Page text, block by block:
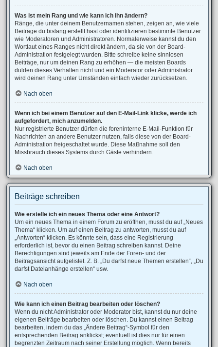
Was ist mein Rang und wie kann ich ihn ändern?
Ränge, die unter deinem Benutzernamen stehen, zeigen an, wie viele
Beiträge du bislang erstellt hast oder identifizieren bestimmte Benutzer
wie Moderatoren und Administratoren. Normalerweise kannst du den
Wortlaut eines Ranges nicht direkt ändern, da sie von der Board-
Administration festgelegt wurden. Bitte schreibe keine sinnlosen
Beiträge, nur um deinen Rang zu erhöhen — die meisten Boards
dulden dieses Verhalten nicht und ein Moderator oder Administrator
wird deinen Rang unter Umständen einfach wieder zurücksetzen.
Nach oben
Wenn ich bei einem Benutzer auf den E-Mail-Link klicke, werde ich
aufgefordert, mich anzumelden.
Nur registrierte Benutzer dürfen die foreninterne E-Mail-Funktion für
Nachrichten an andere Benutzer nutzen, falls diese von der Board-
Administration freigeschaltet wurde. Diese Maßnahme soll den
Missbrauch dieses Systems durch Gäste verhindern.
Nach oben
Beiträge schreiben
Wie erstelle ich ein neues Thema oder eine Antwort?
Um ein neues Thema in einem Forum zu eröffnen, musst du auf „Neues
Thema“ klicken. Um auf einen Beitrag zu antworten, musst du auf
„Antworten“ klicken. Es könnte sein, dass eine Registrierung
erforderlich ist, bevor du einen Beitrag schreiben kannst. Deine
Berechtigungen sind jeweils am Ende der Foren- und der
Beitragsansicht aufgelistet. Z. B. „Du darfst neue Themen erstellen“, „Du
darfst Dateianhänge erstellen“ usw.
Nach oben
Wie kann ich einen Beitrag bearbeiten oder löschen?
Wenn du nicht Administrator oder Moderator bist, kannst du nur deine
eigenen Beiträge bearbeiten oder löschen. Du kannst einen Beitrag
bearbeiten, indem du das „Ändere Beitrag“-Symbol für den
entsprechenden Beitrag anklickst; eventuell ist dies nur für einen
begrenzten Zeitraum nach seiner Erstellung möglich. Wenn bereits